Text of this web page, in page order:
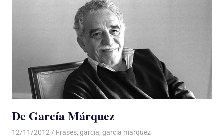
De García Márquez
12/11/2012 De todo un Poco
Frases, garcía, garcia marquez